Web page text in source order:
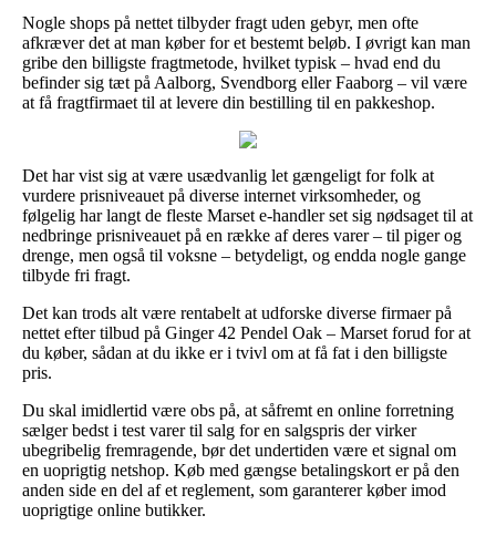
Nogle shops på nettet tilbyder fragt uden gebyr, men ofte
afkræver det at man køber for et bestemt beløb. I øvrigt kan man
gribe den billigste fragtmetode, hvilket typisk – hvad end du
befinder sig tæt på Aalborg, Svendborg eller Faaborg – vil være
at få fragtfirmaet til at levere din bestilling til en pakkeshop.
Det har vist sig at være usædvanlig let gængeligt for folk at
vurdere prisniveauet på diverse internet virksomheder, og
følgelig har langt de fleste Marset e-handler set sig nødsaget til at
nedbringe prisniveauet på en række af deres varer – til piger og
drenge, men også til voksne – betydeligt, og endda nogle gange
tilbyde fri fragt.
Det kan trods alt være rentabelt at udforske diverse firmaer på
nettet efter tilbud på Ginger 42 Pendel Oak – Marset forud for at
du køber, sådan at du ikke er i tvivl om at få fat i den billigste
pris.
Du skal imidlertid være obs på, at såfremt en online forretning
sælger bedst i test varer til salg for en salgspris der virker
ubegribelig fremragende, bør det undertiden være et signal om
en uoprigtig netshop. Køb med gængse betalingskort er på den
anden side en del af et reglement, som garanterer køber imod
uoprigtige online butikker.